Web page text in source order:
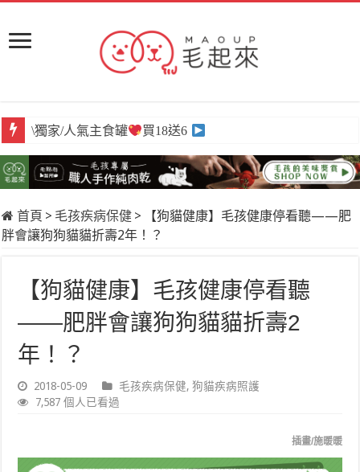
\獨家/人氣主食罐 買18送6
首頁 > 毛孩疾病保健 >
【狗貓健康】毛孩健康停看聽——肥
胖會讓狗狗貓貓折壽2年！？
【狗貓健康】毛孩健康停看聽
——肥胖會讓狗狗貓貓折壽2
年！？
2018-05-09 毛孩疾病保健,狗貓疾病照護
7,587 個人已看過
插畫/施暖暖